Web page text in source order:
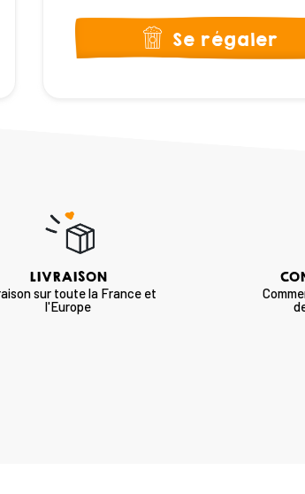
Se régaler
LIVRAISON
sur toute la France et
l'Europe